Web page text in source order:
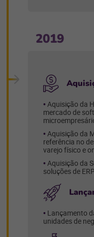
2019
Aquisição da
mercado de
Aquisição da
referência no
varejo físico e
Aquisição da
soluções de
Lançamento
unidades de